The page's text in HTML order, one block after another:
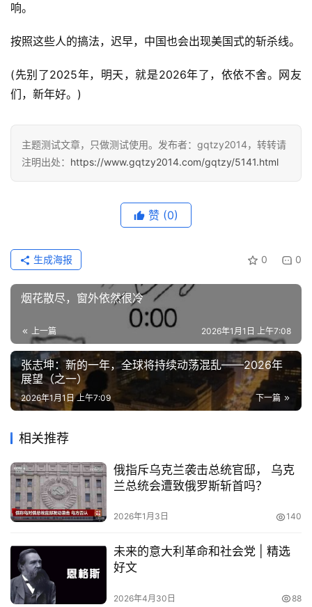
响。
按照这些人的搞法，迟早，中国也会出现美国式的斩杀线。
(先别了2025年，明天，就是2026年了，依依不舍。网友
们，新年好。)
主题测试文章，只做测试使用。发布者：gqtzy2014，转转请
注明出处： https://www.gqtzy2014.com/gqtzy/5141.html
赞 (0)
0 0
生成海报
烟花散尽，窗外依然很冷
上一篇 2026年1月1日 上午7:08
张志坤：新的一年，全球将持续动荡混乱——2026年
展望（之一）
下一篇
2026年1月1日 上午7:09
相关推荐
俄指斥乌克兰袭击总统官邸， 乌克
兰总统会遭致俄罗斯斩首吗？
2026年1月3日 140
未来的意大利革命和社会党 | 精选
好文
2026年4月30日 88